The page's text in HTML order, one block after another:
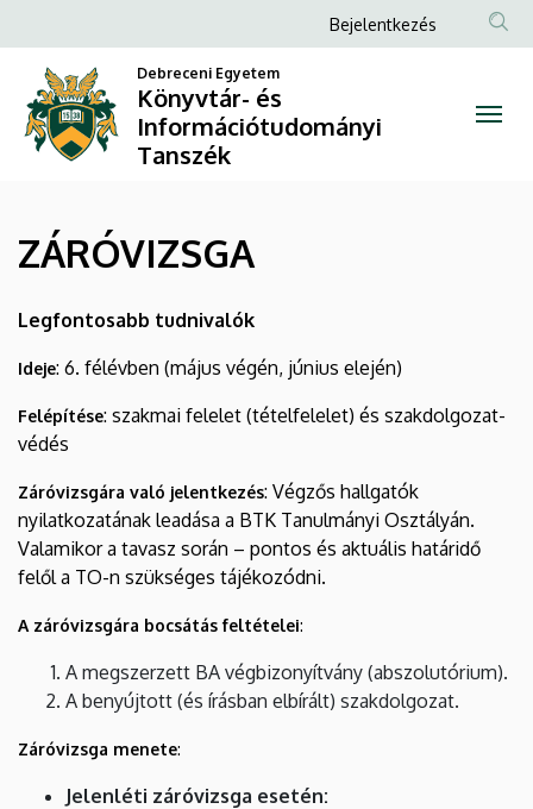
Könyvtár-
Információtudományi
Tanszék
a
tartalomra
Anonim
menüje
Bejelentkezés
Debreceni Egyetem
Könyvtár- és
Információtudományi
Tanszék
ZÁRÓVIZSGA
Legfontosabb tudnivalók
Ideje: 6. félévben (május végén, június elején)
Felépítése: szakmai felelet (tételfelelet) és szakdolgozat-
védés
Záróvizsgára való jelentkezés: Végzős hallgatók
nyilatkozatának leadása a BTK Tanulmányi Osztályán.
Valamikor a tavasz során – pontos és aktuális határidő
felől a TO-n szükséges tájékozódni.
A záróvizsgára bocsátás feltételei:
A megszerzett BA végbizonyítvány (abszolutórium).
A benyújtott (és írásban elbírált) szakdolgozat.
Záróvizsga menete:
Jelenléti záróvizsga esetén: